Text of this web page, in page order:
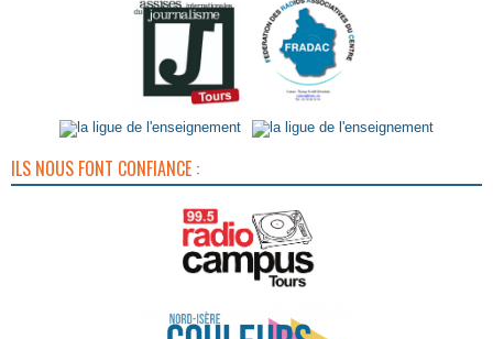
ILS NOUS FONT CONFIANCE :